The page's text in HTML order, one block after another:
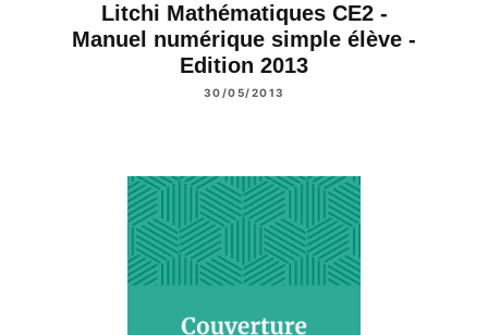
Litchi Mathématiques CE2 -
Manuel numérique simple élève -
Edition 2013
30/05/2013